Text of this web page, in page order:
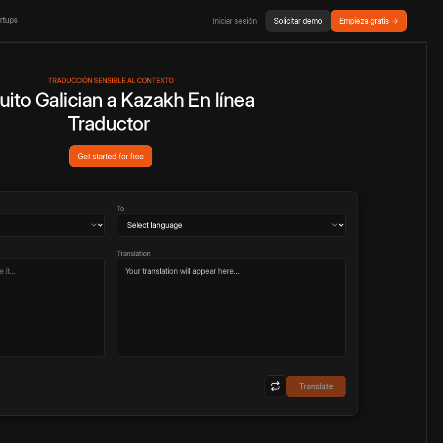
Iniciar sesión Solicitar demo Empieza gratis →
TRADUCCIÓN SENSIBLE AL CONTEXTO
Galician a Kazakh En línea
Traductor
Get started for free
To
Translation
Your translation will appear here...
Translate